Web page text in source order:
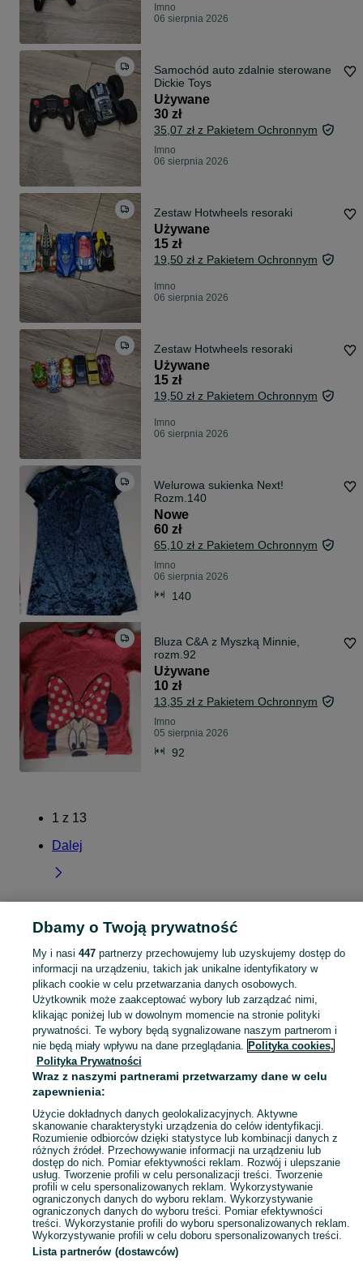
Imno
06 sierpnia 2026
Samochód auto zdalnie sterowane
Dickie Toys
Używane
30 zł
35,07 zł z Pakietem Ochronnym
Imno
06 sierpnia 2026
Zestaw Hotwheels resoraki
Używane
15 zł
19,50 zł z Pakietem Ochronnym
Imno
06 sierpnia 2026
Zestaw Hotwheels resoraki
Używane
15 zł
19,50 zł z Pakietem Ochronnym
Imno
06 sierpnia 2026
Welurowa sukienka Next!
Rozm.140
Nowe
60 zł
65,10 zł z Pakietem Ochronnym
Imno
06 sierpnia 2026
140
Bluza C&A z Myszką Minnie,
rozm.92
Używane
10 zł
13,35 zł z Pakietem Ochronnym
Imno
05 sierpnia 2026
92
1 z 13
Dalej
Strona główna Zachodniopomorskie Imno
KATEGORIA
Skorzystaj z największego serwisu ogłoszeniowego - Imno i okolice! Kupuj to, czego pragniesz i sprzedawaj to, czego już nie potrzebujesz! Zobacz
Mapa kategorii
Mapa miejscowości
Mapa ministron
Popularne wyszukiwania
Dbamy o Twoją prywatność
My i nasi 447partnerzy przechowujemy lub uzyskujemy dostęp do
informacji na urządzeniu, takich jak unikalne identyfikatory w
plikach cookie w celu przetwarzania danych osobowych.
Użytkownik może zaakceptować wybory lub zarządzać nimi,
klikając poniżej lub w dowolnym momencie na stronie polityki
prywatności. Te wybory będą sygnalizowane naszym partnerom i
nie będą miały wpływu na dane przeglądania. Polityka cookies,
Polityka Prywatności
Wraz z naszymi partnerami przetwarzamy dane w celu
zapewnienia:
Użycie dokładnych danych geolokalizacyjnych. Aktywne
skanowanie charakterystyki urządzenia do celów identyfikacji.
Rozumienie odbiorców dzięki statystyce lub kombinacji danych z
różnych źródeł. Przechowywanie informacji na urządzeniu lub
dostęp do nich. Pomiar efektywności reklam. Rozwój i ulepszanie
usług. Tworzenie profili w celu personalizacji treści. Tworzenie
profili w celu spersonalizowanych reklam. Wykorzystywanie
ograniczonych danych do wyboru reklam. Wykorzystywanie
ograniczonych danych do wyboru treści. Pomiar efektywności
treści. Wykorzystanie profili do wyboru spersonalizowanych reklam.
Wykorzystywanie profili w celu doboru spersonalizowanych treści.
Lista partnerów (dostawców)